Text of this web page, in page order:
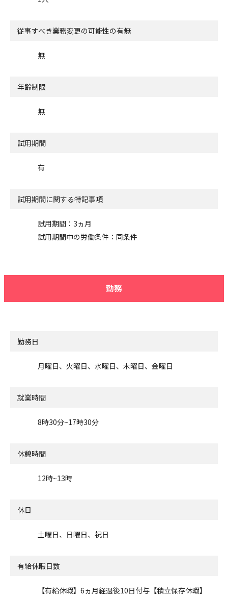
従事すべき業務変更の可能性の有無
無
年齢制限
無
試用期間
有
試用期間に関する特記事項
試用期間：3ヵ月
試用期間中の労働条件：同条件
勤務
勤務日
月曜日、火曜日、水曜日、木曜日、金曜日
就業時間
8時30分~17時30分
休憩時間
12時~13時
休日
土曜日、日曜日、祝日
有給休暇日数
【有給休暇】6ヵ月経過後10日付与【積立保存休暇】